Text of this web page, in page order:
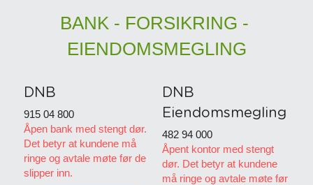
Butikker/bedrifter
Søk
BANK - FORSIKRING -
EIENDOMSMEGLING
DNB
915 04 800
Åpen bank med stengt dør.
Det betyr at kundene må
ringe og avtale møte før de
slipper inn.
DNB
Eiendomsmegling
482 94 000
Åpent kontor med stengt
dør. Det betyr at kundene
må ringe og avtale møte før